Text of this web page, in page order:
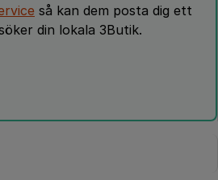
så kan dem posta dig ett
din lokala 3Butik.